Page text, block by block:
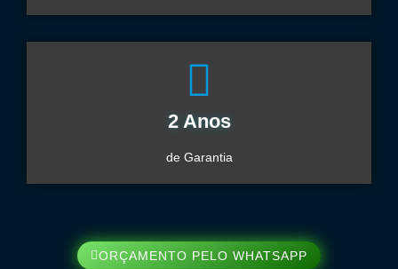
2 Anos
de Garantia
ORÇAMENTO PELO WHATSAPP